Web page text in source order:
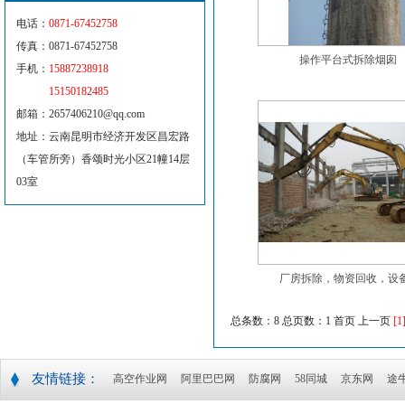
电话： 0871-67452758
传真：0871-67452758
手机： 15887238918
15150182485
邮箱：2657406210@qq.com
地址：云南昆明市经济开发区昌宏路
（车管所旁）香颂时光小区21幢14层
03室
操作平台式拆除烟囱
厂房拆除，物资回收，设
总条数：8 总页数：1 首页 上一页 [1]
友情链接： 高空作业网 阿里巴巴网 防腐网 58同城 京东网 途